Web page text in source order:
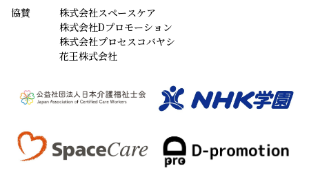
協賛
株式会社スペースケア
株式会社Dプロモーション
株式会社プロセスコバヤシ
花王株式会社